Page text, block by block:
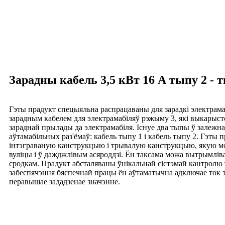
Зарадны кабель 3,5 кВт 16 А тыпу 2 -
Гэты прадукт спецыяльна распрацаваны для зарадкі
зарадным кабелем для электрамабіляў рэжыму 3, які
зараднай прылады да электрамабіля. Існуе два тыпы ў
аўтамабільных раз'ёмаў: кабель тыпу 1 і кабель тыпу 2. Гэты
інтэграваную канструкцыю і трывалую канструкцыю, якую
вуліцы і ў дажджлівым асяроддзі. Ён таксама можа
сродкам. Прадукт абсталяваны ўнікальнай сістэмай
забеспячэння бяспечнай працы ён аўтаматычна адключае ток
перавышае зададзенае значэнне.